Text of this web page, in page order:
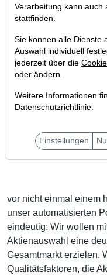
Liebe Investoren,
vor nicht einmal einem
unser automatisierten
eindeutig: Wir wollen
Aktienauswahl eine
Gesamtmarkt erzielen.
Qualitätsfaktoren, die
Verarbeitung kann auch
stattfinden.
Sie können alle Dienste
Auswahl individuell
jederzeit über die
oder ändern.
Weitere Informationen
Datenschutzrichtlinie.
Einstellungen